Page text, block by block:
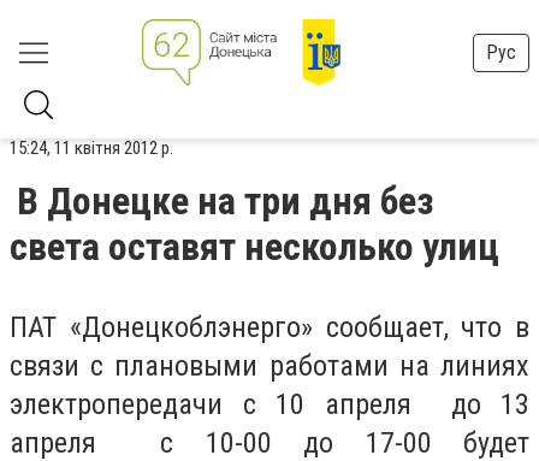
Рус
15:24, 11 квітня 2012 р.
В Донецке на три дня без
света оставят несколько улиц
ПАТ «Донецкоблэнерго» сообщает, что в
связи с плановыми работами на линиях
электропередачи с 10 апреля до 13
апреля с 10-00 до 17-00 будет